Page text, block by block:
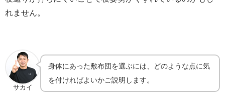
れません。
サカイ
身体にあった敷布団を選ぶには、どのような点に気
を付ければよいかご説明します。